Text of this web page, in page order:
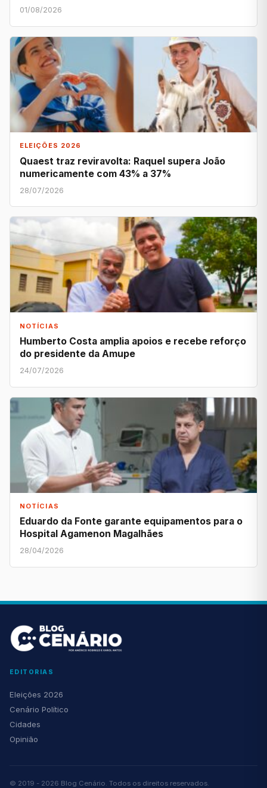
01/08/2026
ELEIÇÕES 2026
Quaest traz reviravolta: Raquel supera João
numericamente com 43% a 37%
28/07/2026
NOTÍCIAS
Humberto Costa amplia apoios e recebe reforço
do presidente da Amupe
24/07/2026
NOTÍCIAS
Eduardo da Fonte garante equipamentos para o
Hospital Agamenon Magalhães
28/04/2026
EDITORIAS
Eleições 2026
Cenário Político
Cidades
Opinião
© 2019 - 2026 Blog Cenário. Todos os direitos reservados.